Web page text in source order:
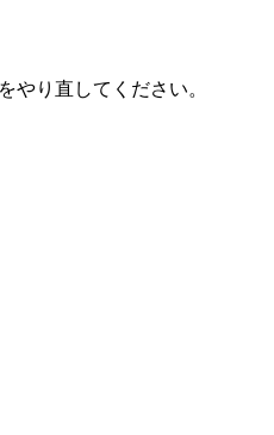
やり直してください。